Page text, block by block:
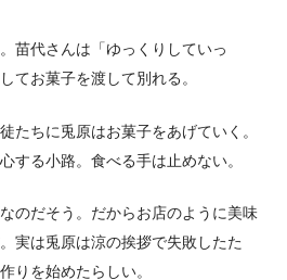
苗代さんは「ゆっくりしていっ
てお菓子を渡して別れる。
たちに兎原はお菓子をあげていく。
する小路。食べる手は止めない。
のだそう。だからお店のように美味
実は兎原は涼の挨拶で失敗したた
りを始めたらしい。